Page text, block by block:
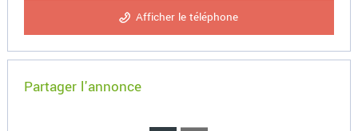
Afficher le téléphone
Partager l'annonce